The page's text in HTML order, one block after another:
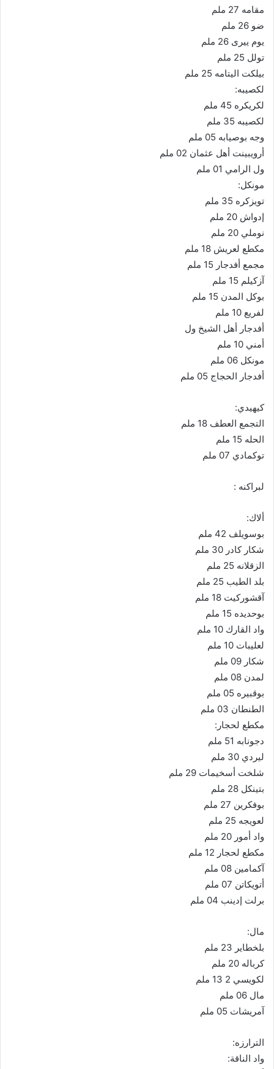
مقامه 27 ملم
ضو 26 ملم
يوم ييرى 26 ملم
تولل 25 ملم
بيلكت اليتامه 25 ملم
لكصيبه:
لكريكره 45 ملم
لكصيبه 35 ملم
وجه بوصيابه 05 ملم
أرويبينت أهل عثمان 02 ملم
ول الرامي 01 ملم
مونكل:
تويزكره 35 ملم
إدواش 20 ملم
نوملي 20 ملم
مكطع لعريش 18 ملم
مجمع أفدجار 15 ملم
آزكيلم 15 ملم
بوكل المدن 15 ملم
لفريع 10 ملم
أفدجار أهل الشيخ ول
أمني 10 ملم
مونكل 06 ملم
أفدجار الحجاج 05 ملم
كيهيدي:
التجمع العطف 18 ملم
الحله 15 ملم
توكمادي 07 ملم
لبراكنه :
ألاك:
بوسويلف 42 ملم
شكار كادر 30 ملم
الزقلانه 25 ملم
بلد الطيب 25 ملم
آقشوركيت 18 ملم
بوحديده 15 ملم
واد القارك 10 ملم
لعليبات 10 ملم
شكار 09 ملم
لمدن 08 ملم
بوقبيره 05 ملم
الطنطان 03 ملم
مكطع لحجار:
دجونابه 51 ملم
ليردي 30 ملم
شلخت أسخيمات 29 ملم
بتينكل 28 ملم
بوفكرين 27 ملم
لعويجه 25 ملم
واد أمور 20 ملم
مكطع لحجار 12 ملم
آكمامين 08 ملم
أتويكاتن 07 ملم
برلت إدينب 04 ملم
مال:
بلخطاير 23 ملم
كرباله 20 ملم
لكويسي 2 13 ملم
مال 06 ملم
آمريشات 05 ملم
الترارزه:
واد الناقة: